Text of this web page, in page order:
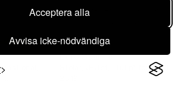
Acceptera alla
Avvisa icke-nödvändiga
Eero Saarinen
Stolar, 3+3 st, "Tulip" för Knoll